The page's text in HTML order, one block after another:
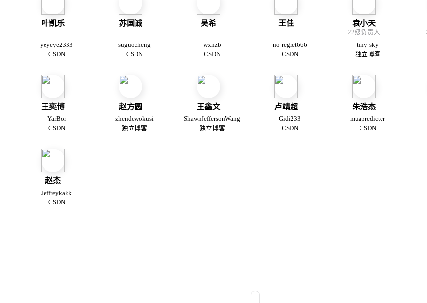
叶凯乐
yeyeye2333
CSDN
苏国诚
suguocheng
CSDN
吴希
wxnzb
CSDN
王佳
no-regret666
CSDN
袁小天
22级负责人
tiny-sky
独立博客
王奕博
YarBor
CSDN
赵方圆
zhendewokusi
独立博客
王鑫文
ShawnJeffersonWang
独立博客
卢靖超
Gidi233
CSDN
朱浩杰
muapredicter
CSDN
赵杰
Jeffreykakk
CSDN